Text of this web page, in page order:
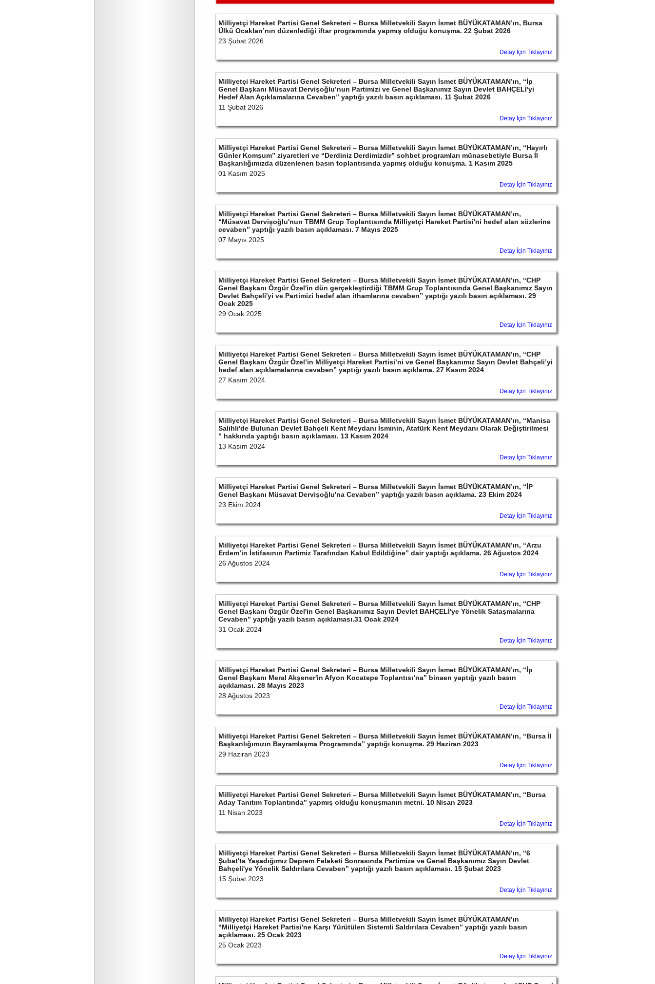
Milliyetçi Hareket Partisi Genel Sekreteri – Bursa Milletvekili Sayın İsmet BÜYÜKATAMAN’ın, Bursa
Ülkü Ocakları’nın düzenlediği iftar programında yapmış olduğu konuşma. 22 Şubat 2026
23 Şubat 2026
Detay İçin Tıklayınız
Milliyetçi Hareket Partisi Genel Sekreteri – Bursa Milletvekili Sayın İsmet BÜYÜKATAMAN’ın, “İp
Genel Başkanı Müsavat Dervişoğlu’nun Partimizi ve Genel Başkanımız Sayın Devlet BAHÇELİ'yi
Hedef Alan Açıklamalarına Cevaben” yaptığı yazılı basın açıklaması. 11 Şubat 2026
11 Şubat 2026
Detay İçin Tıklayınız
Milliyetçi Hareket Partisi Genel Sekreteri – Bursa Milletvekili Sayın İsmet BÜYÜKATAMAN’ın, “Hayırlı
Günler Komşum” ziyaretleri ve “Derdiniz Derdimizdir” sohbet programları münasebetiyle Bursa İl
Başkanlığımızda düzenlenen basın toplantısında yapmış olduğu konuşma. 1 Kasım 2025
01 Kasım 2025
Detay İçin Tıklayınız
Milliyetçi Hareket Partisi Genel Sekreteri – Bursa Milletvekili Sayın İsmet BÜYÜKATAMAN’ın,
“Müsavat Dervişoğlu'nun TBMM Grup Toplantısında Milliyetçi Hareket Partisi'ni hedef alan sözlerine
cevaben” yaptığı yazılı basın açıklaması. 7 Mayıs 2025
07 Mayıs 2025
Detay İçin Tıklayınız
Milliyetçi Hareket Partisi Genel Sekreteri – Bursa Milletvekili Sayın İsmet BÜYÜKATAMAN’ın, “CHP
Genel Başkanı Özgür Özel'in dün gerçekleştirdiği TBMM Grup Toplantısında Genel Başkanımız Sayın
Devlet Bahçeli'yi ve Partimizi hedef alan ithamlarına cevaben” yaptığı yazılı basın açıklaması. 29
Ocak 2025
29 Ocak 2025
Detay İçin Tıklayınız
Milliyetçi Hareket Partisi Genel Sekreteri – Bursa Milletvekili Sayın İsmet BÜYÜKATAMAN’ın, “CHP
Genel Başkanı Özgür Özel’in Milliyetçi Hareket Partisi’ni ve Genel Başkanımız Sayın Devlet Bahçeli’yi
hedef alan açıklamalarına cevaben” yaptığı yazılı basın açıklama. 27 Kasım 2024
27 Kasım 2024
Detay İçin Tıklayınız
Milliyetçi Hareket Partisi Genel Sekreteri – Bursa Milletvekili Sayın İsmet BÜYÜKATAMAN’ın, “Manisa
Salihli'de Bulunan Devlet Bahçeli Kent Meydanı İsminin, Atatürk Kent Meydanı Olarak Değiştirilmesi
” hakkında yaptığı basın açıklaması. 13 Kasım 2024
13 Kasım 2024
Detay İçin Tıklayınız
Milliyetçi Hareket Partisi Genel Sekreteri – Bursa Milletvekili Sayın İsmet BÜYÜKATAMAN’ın, “İP
Genel Başkanı Müsavat Dervişoğlu'na Cevaben” yaptığı yazılı basın açıklama. 23 Ekim 2024
23 Ekim 2024
Detay İçin Tıklayınız
Milliyetçi Hareket Partisi Genel Sekreteri – Bursa Milletvekili Sayın İsmet BÜYÜKATAMAN’ın, “Arzu
Erdem’in İstifasının Partimiz Tarafından Kabul Edildiğine” dair yaptığı açıklama. 26 Ağustos 2024
26 Ağustos 2024
Detay İçin Tıklayınız
Milliyetçi Hareket Partisi Genel Sekreteri – Bursa Milletvekili Sayın İsmet BÜYÜKATAMAN’ın, “CHP
Genel Başkanı Özgür Özel'in Genel Başkanımız Sayın Devlet BAHÇELİ'ye Yönelik Sataşmalarına
Cevaben” yaptığı yazılı basın açıklaması.31 Ocak 2024
31 Ocak 2024
Detay İçin Tıklayınız
Milliyetçi Hareket Partisi Genel Sekreteri – Bursa Milletvekili Sayın İsmet BÜYÜKATAMAN’ın, “İp
Genel Başkanı Meral Akşener'in Afyon Kocatepe Toplantısı’na” binaen yaptığı yazılı basın
açıklaması. 28 Mayıs 2023
28 Ağustos 2023
Detay İçin Tıklayınız
Milliyetçi Hareket Partisi Genel Sekreteri – Bursa Milletvekili Sayın İsmet BÜYÜKATAMAN’ın, “Bursa İl
Başkanlığımızın Bayramlaşma Programında” yaptığı konuşma. 29 Haziran 2023
29 Haziran 2023
Detay İçin Tıklayınız
Milliyetçi Hareket Partisi Genel Sekreteri – Bursa Milletvekili Sayın İsmet BÜYÜKATAMAN’ın, “Bursa
Aday Tanıtım Toplantında” yapmış olduğu konuşmanın metni. 10 Nisan 2023
11 Nisan 2023
Detay İçin Tıklayınız
Milliyetçi Hareket Partisi Genel Sekreteri – Bursa Milletvekili Sayın İsmet BÜYÜKATAMAN’ın, “6
Şubat'ta Yaşadığımız Deprem Felaketi Sonrasında Partimize ve Genel Başkanımız Sayın Devlet
Bahçeli'ye Yönelik Saldırılara Cevaben” yaptığı yazılı basın açıklaması. 15 Şubat 2023
15 Şubat 2023
Detay İçin Tıklayınız
Milliyetçi Hareket Partisi Genel Sekreteri – Bursa Milletvekili Sayın İsmet BÜYÜKATAMAN’ın
“Milliyetçi Hareket Partisi'ne Karşı Yürütülen Sistemli Saldırılara Cevaben” yaptığı yazılı basın
açıklaması. 25 Ocak 2023
25 Ocak 2023
Detay İçin Tıklayınız